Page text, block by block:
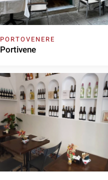
PORTOVENERE
Portivene